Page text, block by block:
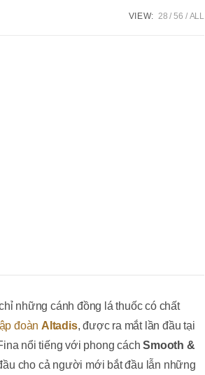
VIEW: 28 56 ALL
những cánh đồng lá thuốc có chất
đoàn Altadis, được ra mắt lần đầu tại
nổi tiếng với phong cáchSmooth &
cho cả người mới bắt đầu lẫn những